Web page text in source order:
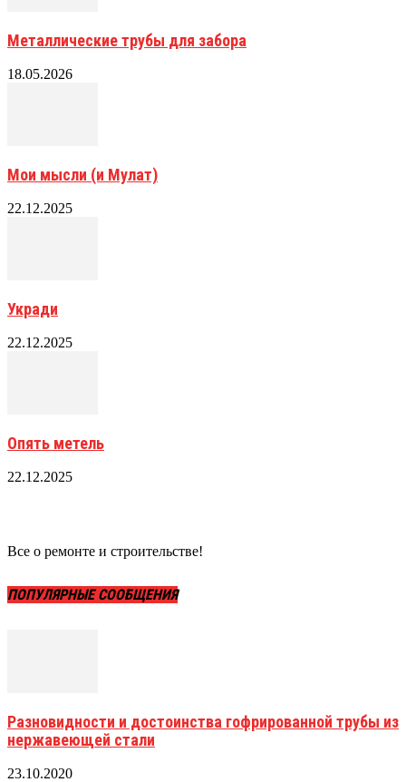
Металлические трубы для забора
18.05.2026
Мои мысли (и Мулат)
22.12.2025
Укради
22.12.2025
Опять метель
22.12.2025
Все о ремонте и строительстве!
ПОПУЛЯРНЫЕ СООБЩЕНИЯ
Разновидности и достоинства гофрированной трубы из
нержавеющей стали
23.10.2020